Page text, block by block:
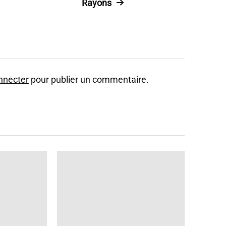
Rayons
pour publier un commentaire.